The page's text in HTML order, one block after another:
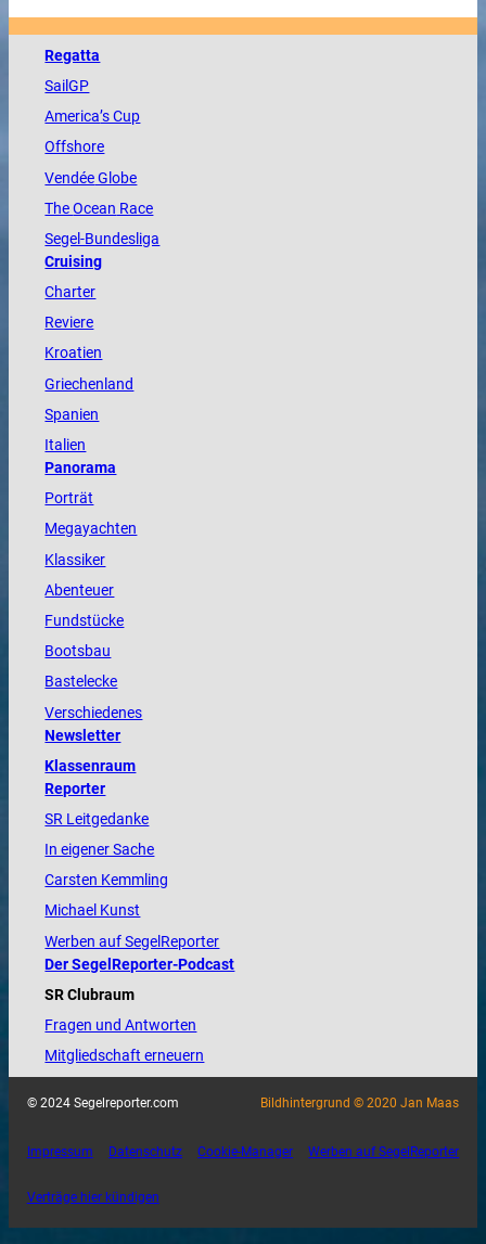
Regatta
SailGP
America’s Cup
Offshore
VendéeGlobe
TheOcean Race
Segel-Bundesliga
Cruising
Charter
Reviere
Kroatien
Griechenland
Spanien
Italien
Panorama
Porträt
Megayachten
Klassiker
Abenteuer
Fundstücke
Bootsbau
Bastelecke
Verschiedenes
Newsletter
Klassenraum
Reporter
SR Leitgedanke
In eigener Sache
Carsten Kemmling
Michael Kunst
Werben auf SegelReporter
Der SegelReporter-Podcast
SR Clubraum
Fragen und Antworten
Mitgliedschaft erneuern
© 2024 Segelreporter.com Bildhintergrund © 2020 Jan Maas
Impressum Datenschutz Cookie-Manager Werben auf SegelReporter
Verträge hier kündigen